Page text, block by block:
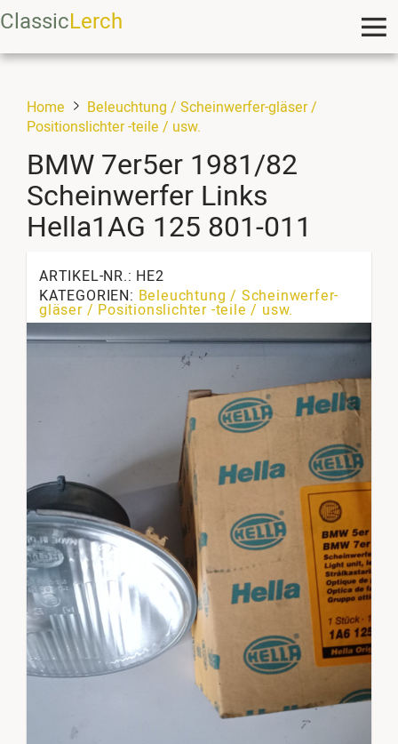
ClassicLerch
Home
Beleuchtung / Scheinwerfer-gläser /
Positionslichter -teile / usw.
BMW 7er5er 1981/82
Scheinwerfer Links
Hella1AG 125 801-011
ARTIKEL-NR.: HE2
KATEGORIEN: Beleuchtung / Scheinwerfer-
gläser / Positionslichter -teile / usw.